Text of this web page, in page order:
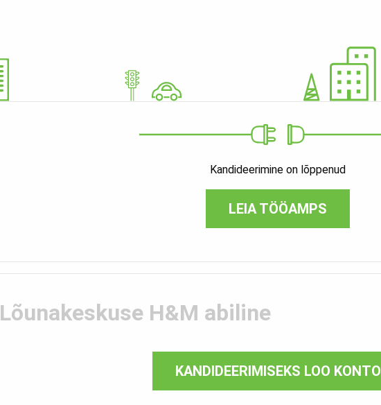
Kandideerimine on lõppenud
LEIA TÖÖAMPS
Lõunakeskuse H&M abiline
KANDIDEERIMISEKS LOO KONTO